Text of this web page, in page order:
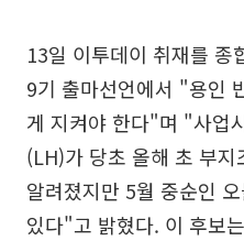
13일 이투데이 취재를 종
9기 출마선언에서 "용인
게 지켜야 한다"며 "사업
(LH)가 당초 올해 초 부
알려졌지만 5월 중순인
있다"고 밝혔다. 이 후보